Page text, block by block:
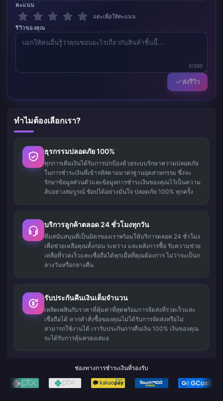
คะแนน
แตะเพื่อให้คะแนน
รีวิวของคุณ
0/500
ส่งรีวิว
ทำไมต้องเลือกเรา?
ธุรกรรมปลอดภัย 100%
ทุกการเติมเงินได้รับการปกป้องด้วยระบบรักษาความปลอดภัย
ในการชำระเงินที่เข้ารหัสตามมาตรฐานอุตสาหกรรม ซึ่งจะ
รักษาข้อมูลส่วนตัวและข้อมูลการชำระเงินของคุณไว้เป็นความ
ลับอย่างสมบูรณ์ ช้อปได้อย่างมั่นใจ ปลอดภัย 100% ทุกครั้ง
บริการลูกค้าตลอด 24 ชั่วโมงทุกวัน
ทีมสนับสนุนที่เป็นมิตรของเราพร้อมให้บริการตลอด 24 ชั่วโมง
เพื่อช่วยเหลือคุณทั้งก่อน ระหว่าง และหลังการซื้อ รับความช่วย
เหลือที่รวดเร็วและเชื่อถือได้ทุกเมื่อที่คุณต้องการ ไม่ว่าจะเป็นก
ลางวันหรือกลางคืน
รับประกันคืนเงินเต็มจำนวน
เพลิดเพลินกับราคาที่คุ้มค่าที่สุดพร้อมการจัดส่งที่รวดเร็วและ
เชื่อถือได้ หากคำสั่งซื้อของคุณไม่ได้รับการจัดส่งหรือไม่
สามารถใช้งานได้ เรารับประกันการคืนเงิน 100% เงินของคุณ
จะได้รับการคุ้มครองเสมอ
ช่องทางการชำระเงินที่รองรับ